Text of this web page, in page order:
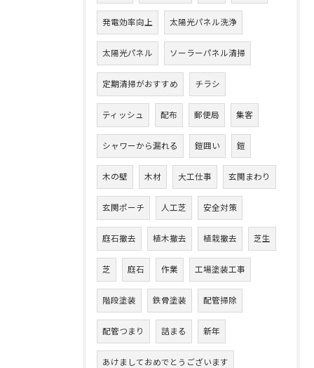
発電効率向上 太陽光パネル洗浄
太陽光パネル ソーラーパネル清掃
定期清掃がおすすめ チラシ
ティッシュ 配布 郵便局 集客
シャワーから漏れる 鎧囲い 鎧
木の壁 木材 大工仕事 玄関まわり
玄関ポーチ 人工芝 安全対策
庭石撤去 植木撤去 植栽撤去 芝生
芝 庭石 作業 工場塗装工事
階段塗装 鉄骨塗装 配管掃除
配管つまり 詰まる 新年
あけましておめでとうございます